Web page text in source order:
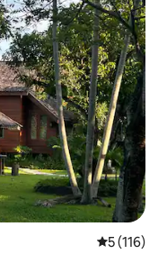
5 (116)